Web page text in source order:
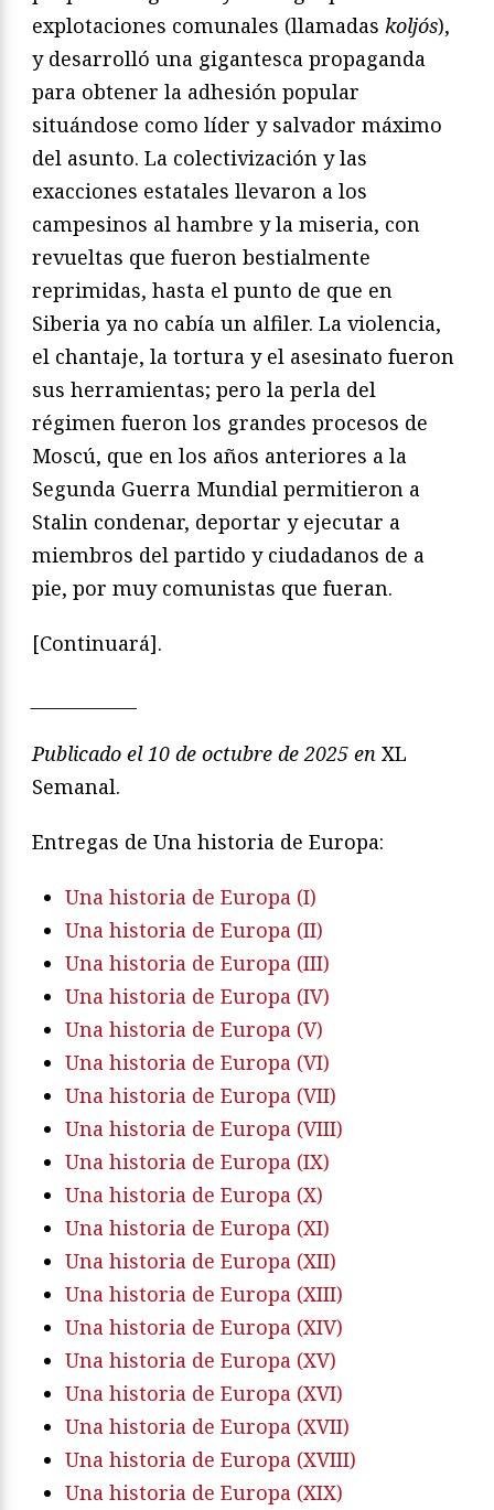
explotaciones comunales (llamadas koljós),
y desarrolló una gigantesca propaganda
para obtener la adhesión popular
situándose como líder y salvador máximo
del asunto. La colectivización y las
exacciones estatales llevaron a los
campesinos al hambre y la miseria, con
revueltas que fueron bestialmente
reprimidas, hasta el punto de que en
Siberia ya no cabía un alfiler. La violencia,
el chantaje, la tortura y el asesinato fueron
sus herramientas; pero la perla del
régimen fueron los grandes procesos de
Moscú, que en los años anteriores a la
Segunda Guerra Mundial permitieron a
Stalin condenar, deportar y ejecutar a
miembros del partido y ciudadanos de a
pie, por muy comunistas que fueran.
[Continuará].
Publicado el 10 de octubre de 2025 en XL
Semanal.
Entregas de Una historia de Europa:
Una historia de Europa (I)
Una historia de Europa (II)
Una historia de Europa (III)
Una historia de Europa (IV)
Una historia de Europa (V)
Una historia de Europa (VI)
Una historia de Europa (VII)
Una historia de Europa (VIII)
Una historia de Europa (IX)
Una historia de Europa (X)
Una historia de Europa (XI)
Una historia de Europa (XII)
Una historia de Europa (XIII)
Una historia de Europa (XIV)
Una historia de Europa (XV)
Una historia de Europa (XVI)
Una historia de Europa (XVII)
Una historia de Europa (XVIII)
Una historia de Europa (XIX)